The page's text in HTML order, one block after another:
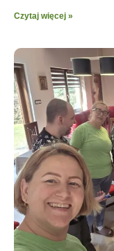
Czytaj więcej »